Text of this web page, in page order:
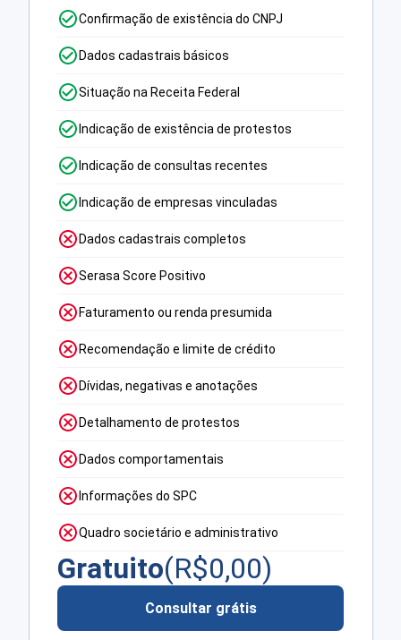
Confirmação de existência do CNPJ
Dados cadastrais básicos
Situação na Receita Federal
Indicação de existência de protestos
Indicação de consultas recentes
Indicação de empresas vinculadas
Dados cadastrais completos
Serasa Score Positivo
Faturamento ou renda presumida
Recomendação e limite de crédito
Dívidas, negativas e anotações
Detalhamento de protestos
Dados comportamentais
Informações do SPC
Quadro societário e administrativo
Gratuito(R$0,00)
Consultar grátis